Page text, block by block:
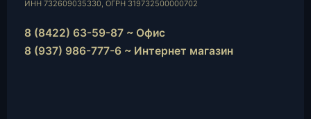
ИНН 732609035330, ОГРН 319732500000702
8 (8422) 63-59-87 ~ Офис
8 (937) 986-777-6 ~ Интернет магазин